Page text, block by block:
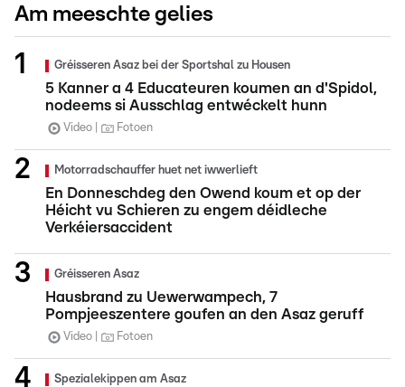
Am meeschte gelies
Gréisseren Asaz bei der Sportshal zu Housen
5 Kanner a 4 Educateuren koumen an d'Spidol,
nodeems si Ausschlag entwéckelt hunn
Video Fotoen
Motorradschauffer huet net iwwerlieft
En Donneschdeg den Owend koum et op der
Héicht vu Schieren zu engem déidleche
Verkéiersaccident
Gréisseren Asaz
Hausbrand zu Uewerwampech, 7
Pompjeeszentere goufen an den Asaz geruff
Video Fotoen
Spezialekippen am Asaz